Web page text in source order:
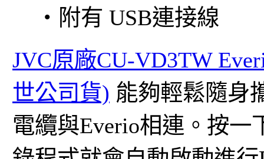
‧附有 USB連接線
JVC原廠CU-VD3TW
世公司貨) 能夠輕鬆隨身
電纜與Everio相連。按一